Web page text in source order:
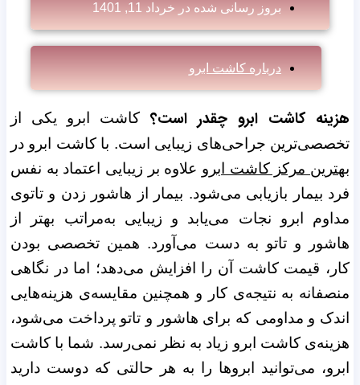
بروز رسانی شده در خرداد 11, 1401
درباره کاشت ابرو
هزینه کاشت ابرو چقدر است؟ کاشت ابرو یکی از
تخصصی‌ترین جراحی‌های زیبایی است. با کاشت ابرو در
بهترین مرکز کاشت ابرو علاوه بر زیبایی اعتماد به نفس
فرد بیمار بازیابی می‌شود. بیمار از هاشور زدن و تاتوی
مداوم ابرو نجات می‌یابد و زیبایی به‌مراتب بهتر از
هاشور و تاتو به دست می‌آورد. همین تخصصی بودن
کار، قیمت کاشت آن را افزایش می‌دهد؛ اما در نگاهی
منصفانه به نتیجه‌ی کار و همچنین مقایسه‌ی هزینه‌هایی
اندک و مداومی که برای هاشور و تاتو پرداخت می‌شود،
هزینه‌ی کاشت ابرو زیاد به نظر نمی‌رسد. شما با کاشت
ابرو، می‌توانید ابروها را به هر حالتی که دوست دارید